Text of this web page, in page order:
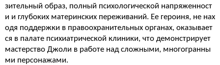
зительный образ, полный психологической напряженност
и и глубоких материнских переживаний. Ее героиня, не нах
одя поддержки в правоохранительных органах, оказывает
ся в палате психиатрической клиники, что демонстрирует
мастерство Джоли в работе над сложными, многогранны
ми персонажами.